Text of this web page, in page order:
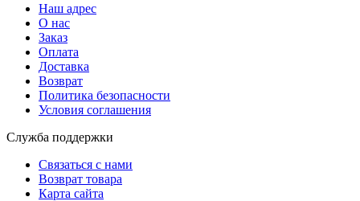
Наш адрес
О нас
Заказ
Оплата
Доставка
Возврат
Политика безопасности
Условия соглашения
Служба поддержки
Связаться с нами
Возврат товара
Карта сайта